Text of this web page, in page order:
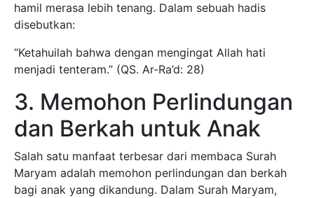
hamil merasa lebih tenang. Dalam sebuah hadis
disebutkan:
“Ketahuilah bahwa dengan mengingat Allah hati
menjadi tenteram.” (QS. Ar-Ra’d: 28)
3. Memohon Perlindungan
dan Berkah untuk Anak
Salah satu manfaat terbesar dari membaca Surah
Maryam adalah memohon perlindungan dan berkah
bagi anak yang dikandung. Dalam Surah Maryam,